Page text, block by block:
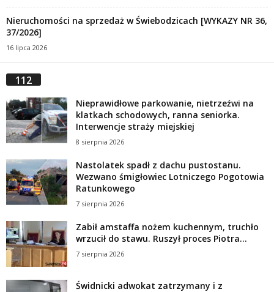
Nieruchomości na sprzedaż w Świebodzicach [WYKAZY NR 36,
37/2026]
16 lipca 2026
112
Nieprawidłowe parkowanie, nietrzeźwi na
klatkach schodowych, ranna seniorka.
Interwencje straży miejskiej
8 sierpnia 2026
Nastolatek spadł z dachu pustostanu.
Wezwano śmigłowiec Lotniczego Pogotowia
Ratunkowego
7 sierpnia 2026
Zabił amstaffa nożem kuchennym, truchło
wrzucił do stawu. Ruszył proces Piotra...
7 sierpnia 2026
Świdnicki adwokat zatrzymany i z